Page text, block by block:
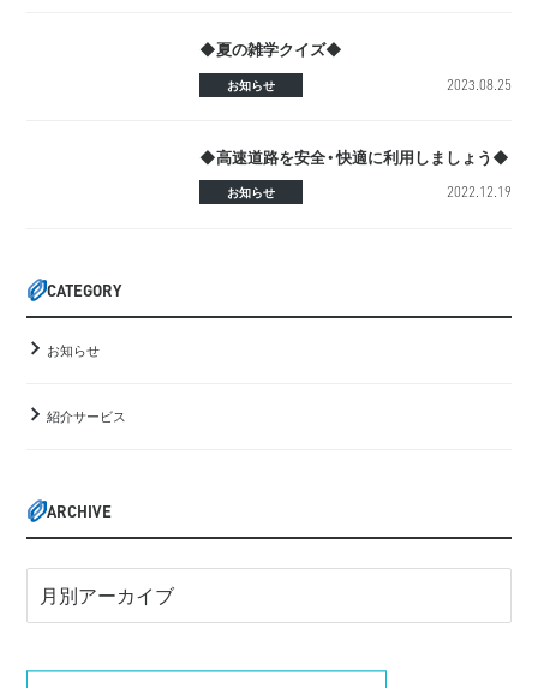
◆夏の雑学クイズ◆
お知らせ 2023.08.25
◆高速道路を安全・快適に利用しましょう◆
お知らせ 2022.12.19
CATEGORY
お知らせ
紹介サービス
ARCHIVE